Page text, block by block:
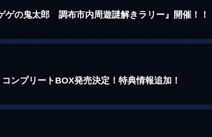
ゲの鬼太郎 調布市内周遊謎解きラリー』開催！！
ンプリートBOX発売決定！特典情報追加！